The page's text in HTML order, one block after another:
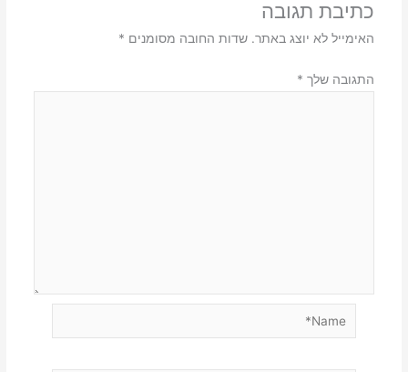
כתיבת תגובה
האימייל לא יוצג באתר. שדות החובה מסומנים *
התגובה שלך *